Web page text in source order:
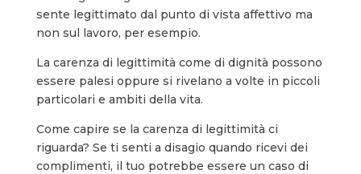
sente legittimato dal punto di vista affettivo ma
non sul lavoro, per esempio.
La carenza di legittimità come di dignità possono
essere palesi oppure si rivelano a volte in piccoli
particolari e ambiti della vita.
Come capire se la carenza di legittimità ci
riguarda? Se ti senti a disagio quando ricevi dei
complimenti, il tuo potrebbe essere un caso di